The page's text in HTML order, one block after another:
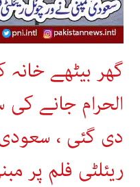
گھر بیٹھے
الحرام جانے
دی گئی ،
ریئلٹی فلم پر